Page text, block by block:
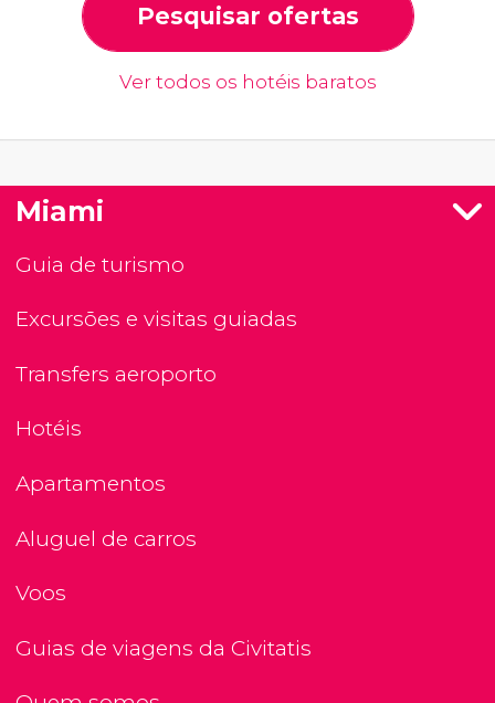
Pesquisar ofertas
Ver todos os hotéis baratos
Miami
Guia de turismo
Excursões e visitas guiadas
Transfers aeroporto
Hotéis
Apartamentos
Aluguel de carros
Voos
Guias de viagens da Civitatis